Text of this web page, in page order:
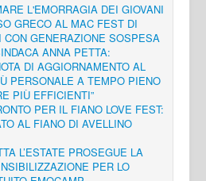
L'EMORRAGIA DEI GIOVANI
GRECO AL MAC FEST DI
CON GENERAZIONE SOSPESA
ANNA PETTA:
DI AGGIORNAMENTO AL
PERSONALE A TEMPO PIENO
PIÙ EFFICIENTI”
PER IL FIANO LOVE FEST:
AL FIANO DI AVELLINO
L’ESTATE PROSEGUE LA
PER LO